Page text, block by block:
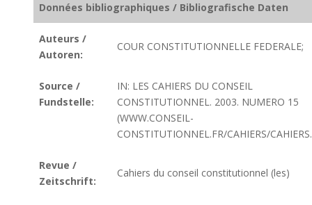
Données bibliographiques / Bibliografische Daten
Auteurs /
Autoren:
COUR CONSTITUTIONNELLE FEDERALE;
Source /
Fundstelle:
IN: LES CAHIERS DU CONSEIL
CONSTITUTIONNEL. 2003. NUMERO 15
(WWW.CONSEIL-
CONSTITUTIONNEL.FR/CAHIERS/
Revue /
Zeitschrift:
Cahiers du conseil constitutionnel (les)